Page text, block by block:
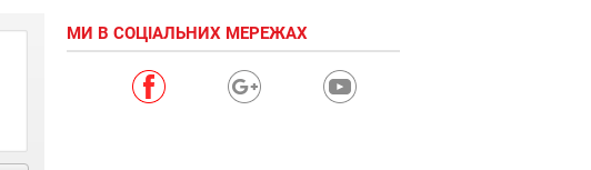
МИ В СОЦІАЛЬНИХ МЕРЕЖАХ